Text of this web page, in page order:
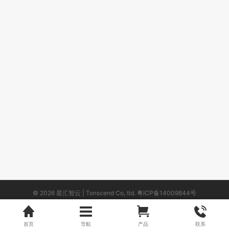
© 2026 星汇智云 | Tonscend Co, tld. 粤ICP备14009844号
首页 导航 产品 联系